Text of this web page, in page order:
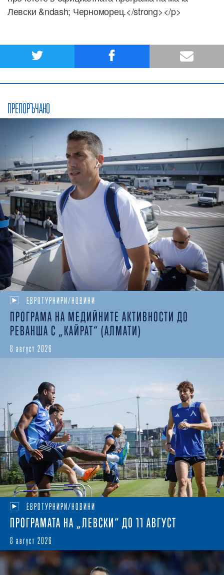
Левски &ndash; Черноморец.</strong></p>
ПРЕПОРЪЧАНО
ЕВРОТУРНИРИ/НОВИНИ
ПРОГРАМА НА МЕДИЙНИТЕ АКТИВНОСТИ ДО
РЕВАНША С „КАЙРАТ“ (АЛМАТИ)
8 август 2026
ЕВРОТУРНИРИ/НОВИНИ
ПРОГРАМАТА НА „ЛЕВСКИ“ ДО 11 АВГУСТ
8 август 2026